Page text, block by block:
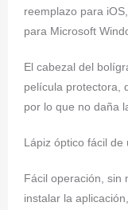
reemplazo para
para Microsoft
El cabezal del
película protectora,
por lo que no daña
Lápiz óptico fácil de
Fácil operación, sin
instalar la